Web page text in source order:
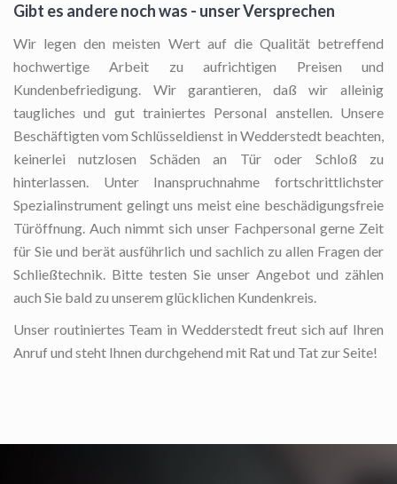
Gibt es andere noch was - unser Versprechen
Wir legen den meisten Wert auf die Qualität betreffend
hochwertige Arbeit zu aufrichtigen Preisen und
Kundenbefriedigung. Wir garantieren, daß wir alleinig
taugliches und gut trainiertes Personal anstellen. Unsere
Beschäftigten vom Schlüsseldienst in Wedderstedt beachten,
keinerlei nutzlosen Schäden an Tür oder Schloß zu
hinterlassen. Unter Inanspruchnahme fortschrittlichster
Spezialinstrument gelingt uns meist eine beschädigungsfreie
Türöffnung. Auch nimmt sich unser Fachpersonal gerne Zeit
für Sie und berät ausführlich und sachlich zu allen Fragen der
Schließtechnik. Bitte testen Sie unser Angebot und zählen
auch Sie bald zu unserem glücklichen Kundenkreis.
Unser routiniertes Team in Wedderstedt freut sich auf Ihren
Anruf und steht Ihnen durchgehend mit Rat und Tat zur Seite!